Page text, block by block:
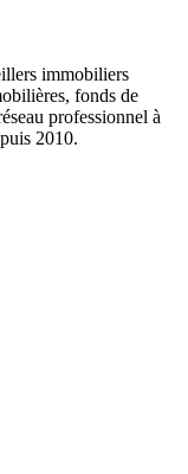
immobiliers
fonds de
professionnel à
2010.